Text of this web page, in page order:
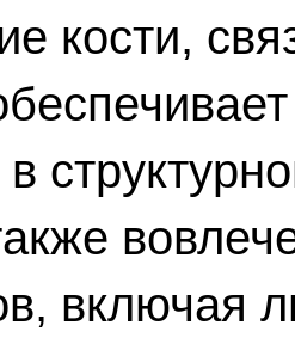
кости,
в
включая